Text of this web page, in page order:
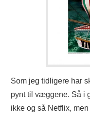
Som jeg tidligere har
pynt til væggene. Så i
ikke og så Netflix,